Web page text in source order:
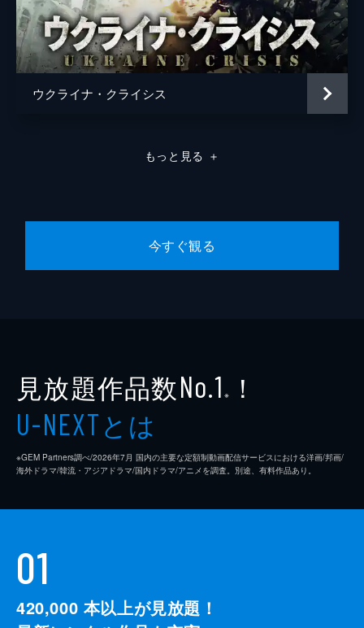
ウクライナ・クライシス
もっと見る ＋
今すぐ観る
見放題作品数No.1 ※ ！
U-NEXTとは
※GEM Partners調べ/2026年7⽉ 国内の主要な定額制動画配信サービスにおける洋画/邦画/
海外ドラマ/韓流・アジアドラマ/国内ドラマ/アニメを調査。別途、有料作品あり。
01
420,000 本以上が見放題！